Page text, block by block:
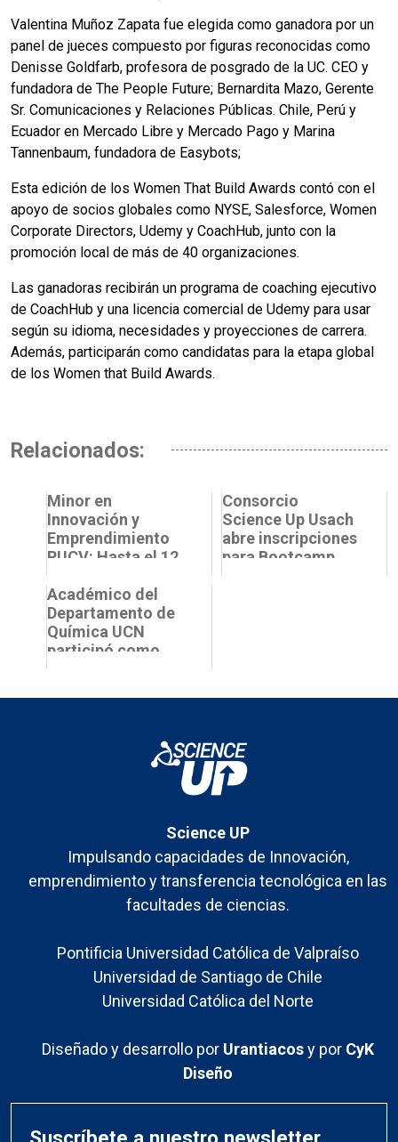
Valentina Muñoz Zapata fue elegida como ganadora por un
panel de jueces compuesto por figuras reconocidas como
Denisse Goldfarb, profesora de posgrado de la UC. CEO y
fundadora de The People Future; Bernardita Mazo, Gerente
Sr. Comunicaciones y Relaciones Públicas. Chile, Perú y
Ecuador en Mercado Libre y Mercado Pago y Marina
Tannenbaum, fundadora de Easybots;
Esta edición de los Women That Build Awards contó con el
apoyo de socios globales como NYSE, Salesforce, Women
Corporate Directors, Udemy y CoachHub, junto con la
promoción local de más de 40 organizaciones.
Las ganadoras recibirán un programa de coaching ejecutivo
de CoachHub y una licencia comercial de Udemy para usar
según su idioma, necesidades y proyecciones de carrera.
Además, participarán como candidatas para la etapa global
de los Women that Build Awards.
Relacionados:
Minor en
Innovación y
Emprendimiento
PUCV: Hasta el 12
abierto el proceso
de adscr...
Consorcio
Science Up Usach
abre inscripciones
para Bootcamp
Académico del
Departamento de
Química UCN
participó como
Science UP
Impulsando capacidades de Innovación,
emprendimiento y transferencia tecnológica en las
facultades de ciencias.
Pontificia Universidad Católica de Valpraíso
Universidad de Santiago de Chile
Universidad Católica del Norte
Diseñado y desarrollo por Urantiacosy por CyK
Diseño